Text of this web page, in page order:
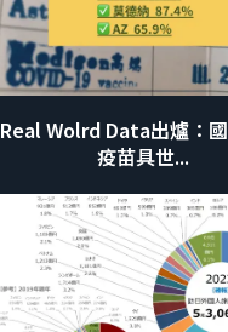
Real Wolrd Data出爐：
疫苗具世...